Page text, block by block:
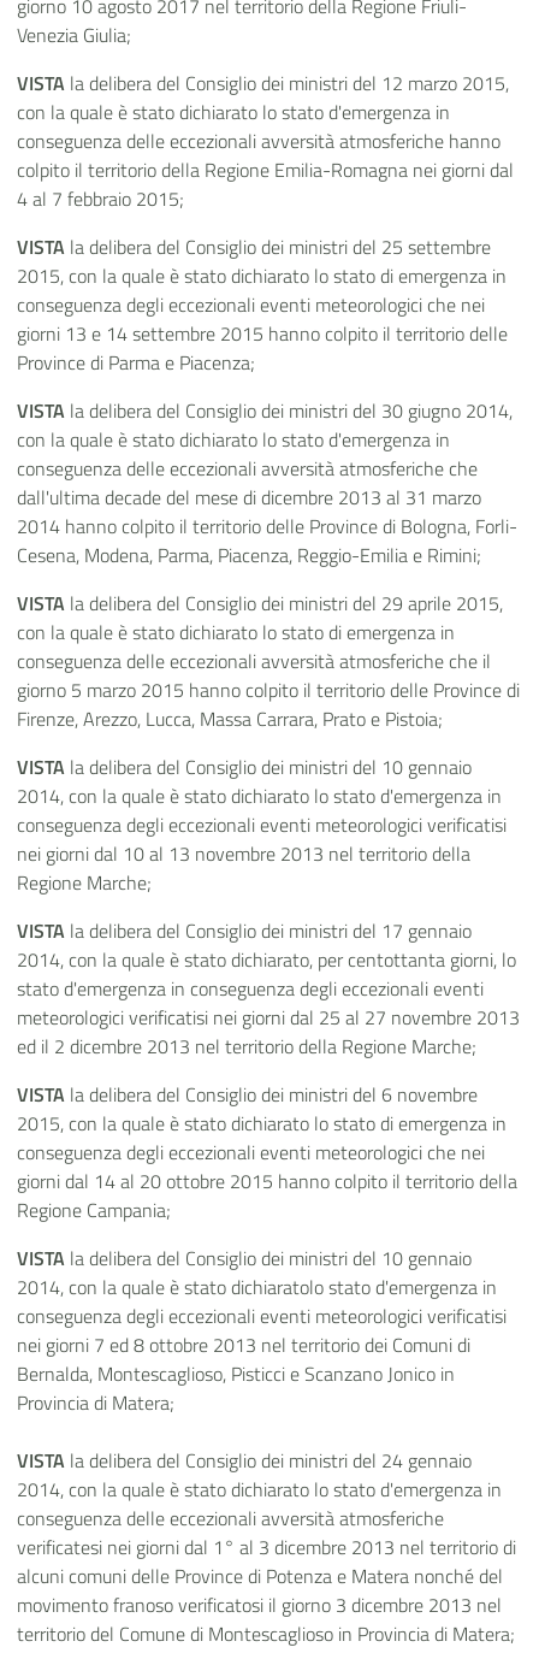
giorno 10 agosto 2017 nel territorio della Regione Friuli-
Venezia Giulia;
VISTA la delibera del Consiglio dei ministri del 12 marzo 2015,
con la quale è stato dichiarato lo stato d'emergenza in
conseguenza delle eccezionali avversità atmosferiche hanno
colpito il territorio della Regione Emilia-Romagna nei giorni dal
4 al 7 febbraio 2015;
VISTA la delibera del Consiglio dei ministri del 25 settembre
2015, con la quale è stato dichiarato lo stato di emergenza in
conseguenza degli eccezionali eventi meteorologici che nei
giorni 13 e 14 settembre 2015 hanno colpito il territorio delle
Province di Parma e Piacenza;
VISTA la delibera del Consiglio dei ministri del 30 giugno 2014,
con la quale è stato dichiarato lo stato d'emergenza in
conseguenza delle eccezionali avversità atmosferiche che
dall'ultima decade del mese di dicembre 2013 al 31 marzo
2014 hanno colpito il territorio delle Province di Bologna, Forli-
Cesena, Modena, Parma, Piacenza, Reggio-Emilia e Rimini;
VISTA la delibera del Consiglio dei ministri del 29 aprile 2015,
con la quale è stato dichiarato lo stato di emergenza in
conseguenza delle eccezionali avversità atmosferiche che il
giorno 5 marzo 2015 hanno colpito il territorio delle Province di
Firenze, Arezzo, Lucca, Massa Carrara, Prato e Pistoia;
VISTA la delibera del Consiglio dei ministri del 10 gennaio
2014, con la quale è stato dichiarato lo stato d'emergenza in
conseguenza degli eccezionali eventi meteorologici verificatisi
nei giorni dal 10 al 13 novembre 2013 nel territorio della
Regione Marche;
VISTA la delibera del Consiglio dei ministri del 17 gennaio
2014, con la quale è stato dichiarato, per centottanta giorni, lo
stato d'emergenza in conseguenza degli eccezionali eventi
meteorologici verificatisi nei giorni dal 25 al 27 novembre 2013
ed il 2 dicembre 2013 nel territorio della Regione Marche;
VISTA la delibera del Consiglio dei ministri del 6 novembre
2015, con la quale è stato dichiarato lo stato di emergenza in
conseguenza degli eccezionali eventi meteorologici che nei
giorni dal 14 al 20 ottobre 2015 hanno colpito il territorio della
Regione Campania;
VISTA la delibera del Consiglio dei ministri del 10 gennaio
2014, con la quale è stato dichiaratolo stato d'emergenza in
conseguenza degli eccezionali eventi meteorologici verificatisi
nei giorni 7 ed 8 ottobre 2013 nel territorio dei Comuni di
Bernalda, Montescaglioso, Pisticci e Scanzano Jonico in
Provincia di Matera;
VISTA la delibera del Consiglio dei ministri del 24 gennaio
2014, con la quale è stato dichiarato lo stato d'emergenza in
conseguenza delle eccezionali avversità atmosferiche
verificatesi nei giorni dal 1° al 3 dicembre 2013 nel territorio di
alcuni comuni delle Province di Potenza e Matera nonché del
movimento franoso verificatosi il giorno 3 dicembre 2013 nel
territorio del Comune di Montescaglioso in Provincia di Matera;